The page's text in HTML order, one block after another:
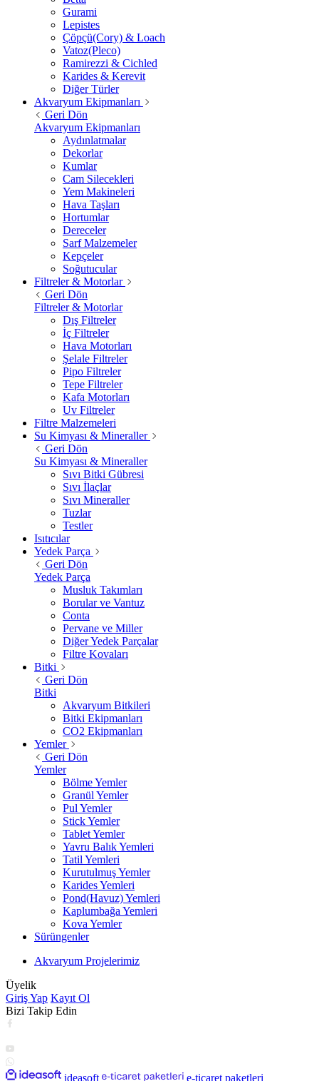
Gurami
Lepistes
Çöpçü(Cory) & Loach
Vatoz(Pleco)
Ramirezzi & Cichled
Karides & Kerevit
Diğer Türler
Akvaryum Ekipmanları
Geri Dön
Akvaryum Ekipmanları
Aydınlatmalar
Dekorlar
Kumlar
Cam Silecekleri
Yem Makineleri
Hava Taşları
Hortumlar
Dereceler
Sarf Malzemeler
Kepçeler
Soğutucular
Filtreler & Motorlar
Geri Dön
Filtreler & Motorlar
Dış Filtreler
İç Filtreler
Hava Motorları
Şelale Filtreler
Pipo Filtreler
Tepe Filtreler
Kafa Motorları
Uv Filtreler
Filtre Malzemeleri
Su Kimyası & Mineraller
Geri Dön
Su Kimyası & Mineraller
Sıvı Bitki Gübresi
Sıvı İlaçlar
Sıvı Mineraller
Tuzlar
Testler
Isıtıcılar
Yedek Parça
Geri Dön
Yedek Parça
Musluk Takımları
Borular ve Vantuz
Conta
Pervane ve Miller
Diğer Yedek Parçalar
Filtre Kovaları
Bitki
Geri Dön
Bitki
Akvaryum Bitkileri
Bitki Ekipmanları
CO2 Ekipmanları
Yemler
Geri Dön
Yemler
Bölme Yemler
Granül Yemler
Pul Yemler
Stick Yemler
Tablet Yemler
Yavru Balık Yemleri
Tatil Yemleri
Kurutulmuş Yemler
Karides Yemleri
Pond(Havuz) Yemleri
Kaplumbağa Yemleri
Kova Yemler
Sürüngenler
Akvaryum Projelerimiz
Üyelik
Giriş Yap Kayıt Ol
Bizi Takip Edin
ideasoft e-ticaret paketleri